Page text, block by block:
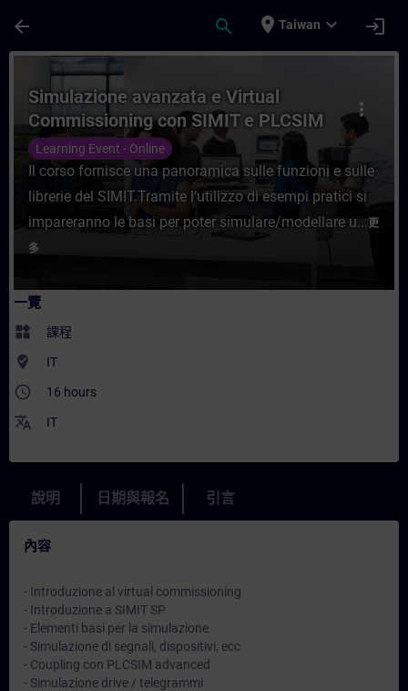
arrow_back search place Taiwan expand_more login
課程 - Simulazione avanzata e Virtual
more_vert
Simulazione avanzata e Virtual
Commissioning con SIMIT e PLCSIM
Advanced
Learning Event - Online
Il corso fornisce una panoramica sulle funzioni e sulle
librerie del SIMIT.Tramite l’utilizzo di esempi pratici si
impareranno le basi per poter simulare/modellare u...更
多
一覽
widgets 課程
where_to_vote IT
access_time 16 hours
translate IT
說明 日期與報名 引言
內容
- Introduzione al virtual commissioning
- Introduzione a SIMIT SP
- Elementi basi per la simulazione
- Simulazione di segnali, dispositivi, ecc
- Coupling con PLCSIM advanced
- Simulazione drive / telegrammi